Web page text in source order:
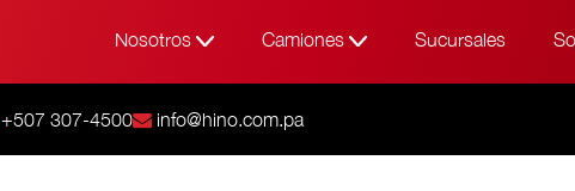
Nosotros Camiones Sucursales
+507 307-4500 info@hino.com.pa